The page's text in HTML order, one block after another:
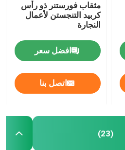
مثقاب فورستنر ذو رأس
كربيد التنجستن لأعمال
النجارة
افضل سعر
اتصل بنا
(23)